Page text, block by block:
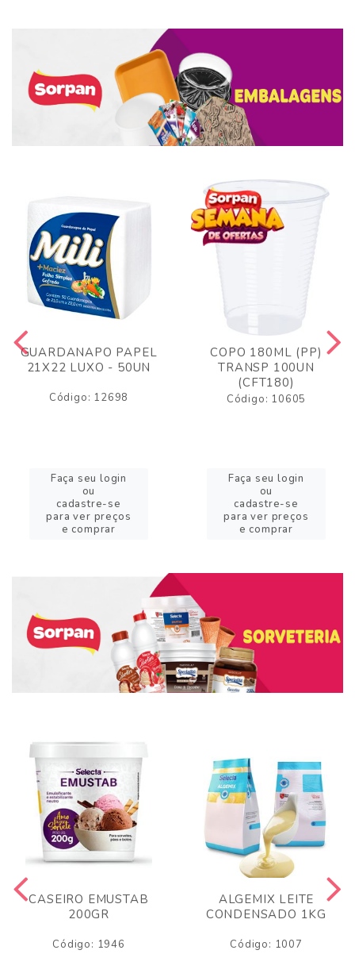
GUARDANAPO PAPEL
21X22 LUXO - 50UN
Código: 12698
Faça seu login
ou
cadastre-se
para ver preços
e comprar
COPO 180ML (PP)
TRANSP 100UN
(CFT180)
Código: 10605
Faça seu login
ou
cadastre-se
para ver preços
e comprar
CASEIRO EMUSTAB
200GR
Código: 1946
ALGEMIX LEITE
CONDENSADO 1KG
Código: 1007